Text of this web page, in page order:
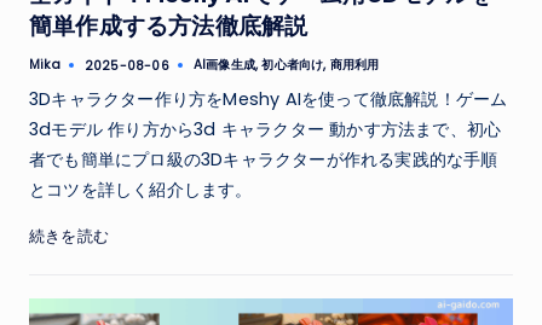
簡単作成する方法徹底解説
Posted
Mika 2025-08-06
Tags: AI画像生成,初心者向け, 商用利用
3Dキャラクター作り方をMeshy AIを使って徹底解説！ゲーム
3dモデル 作り方から3d キャラクター 動かす方法まで、初心
者でも簡単にプロ級の3Dキャラクターが作れる実践的な手順
とコツを詳しく紹介します。
続きを読む